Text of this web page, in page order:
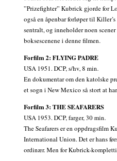
”Prizefighter” Kubrick gjorde for
også en åpenbar forløper til
sentralt, og inneholder noen
boksescenene i denne filmen.
Forfilm 2: FLYING PADRE
USA 1951. DCP, s/hv, 8 min.
En dokumentar om den katolske
et sogn i New Mexico så stort at
Forfilm 3: THE SEAFARERS
USA 1953. DCP, farger, 30 min.
The Seafarers er en oppdragsfilm
International Union. Det er hans
ordinær. Men for Kubrick-